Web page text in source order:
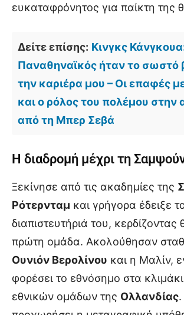
ευκαταφρόνητος για παίκτη της
Δείτε επίσης: Κινγκς
Παναθηναϊκός ήταν το σωστό
την καριέρα μου – Οι επαφές
και ο ρόλος του πολέμου
από τη Μπερ Σεβά
Η διαδρομή μέχρι τη
Ξεκίνησε από τις ακαδημίες της
Ρότερνταμ και γρήγορα έδειξε
διαπιστευτήριά του, κερδίζοντας
πρώτη ομάδα. Ακολούθησαν
Ουνιόν Βερολίνου και η Μαλίν,
φορέσει το εθνόσημο στα
εθνικών ομάδων της Ολλανδίας